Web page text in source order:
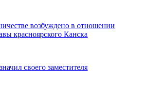
возбуждено в отношении
красноярского Канска
своего заместителя